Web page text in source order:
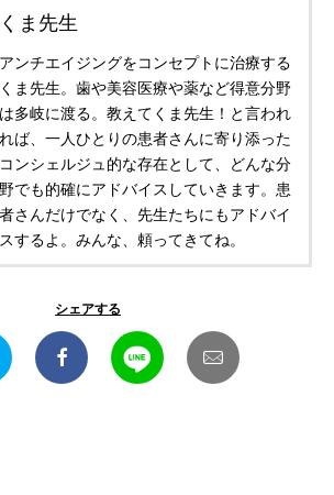
くま先生
アンチエイジングをコンセプトに治療する
くま先生。歯や美容医療や薬など得意分野
は多岐に渡る。教えてくま先生！と言われ
れば、一人ひとりの患者さんに寄り添った
コンシェルジュ的な存在として、どんな分
野でも的確にアドバイスしていきます。患
者さんだけでなく、先生たちにもアドバイ
スするよ。みんな、頼ってきてね。
シェアする